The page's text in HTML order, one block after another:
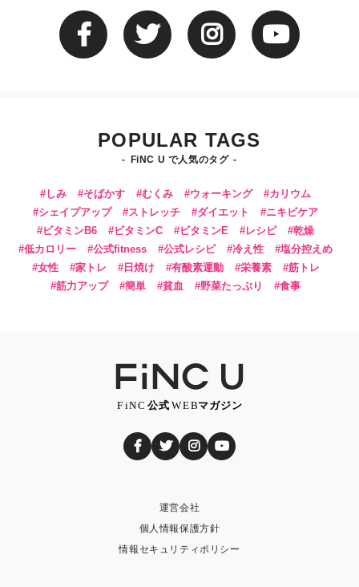
POPULAR TAGS
FiNC U で人気のタグ
しみ そばかす むくみ ウォーキング
カリウム
シェイプアップ
ストレッチ ダイエット
ニキビケア
ビタミンB6
ビタミンC ビタミンE レシピ
乾燥
低カロリー
公式fitness 公式レシピ 冷え性
塩分控えめ
女性
家トレ 日焼け 有酸素運動 栄養素
筋トレ
筋力アップ
簡単 貧血 野菜たっぷり 食事
運営会社
個人情報保護方針
情報セキュリティポリシー